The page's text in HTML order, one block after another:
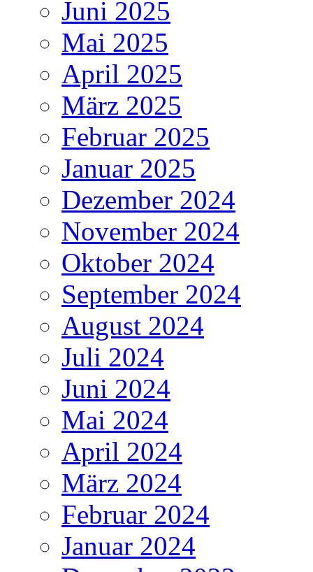
Juni 2025
Mai 2025
April 2025
März 2025
Februar 2025
Januar 2025
Dezember 2024
November 2024
Oktober 2024
September 2024
August 2024
Juli 2024
Juni 2024
Mai 2024
April 2024
März 2024
Februar 2024
Januar 2024